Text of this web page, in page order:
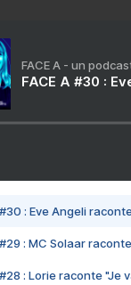
FACE A - un
FACE A #30 :
#30 : Eve Angeli
#29 : MC Solaar
#28 : Lorie raconte "Je